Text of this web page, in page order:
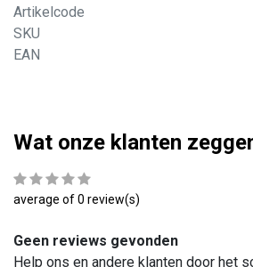
Artikelcode
SKU
EAN
Wat onze klanten
average of 0 review(s)
Geen reviews gevonden
Help ons en andere klanten door het